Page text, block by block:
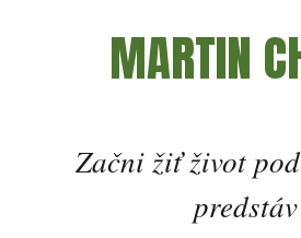
MARTIN
Začni žiť život
predstáv